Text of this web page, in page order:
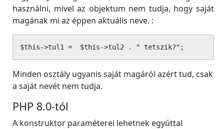
használni, mivel az objektum nem tudja, hogy saját
magának mi az éppen aktuális neve. :
$this->tul1 =  $this->tul2 . " tetszik?";
Minden osztály ugyanis saját magáról azért tud, csak
a saját nevét nem tudja.
PHP 8.0-tól
A konstruktor paraméterei lehetnek egyúttal